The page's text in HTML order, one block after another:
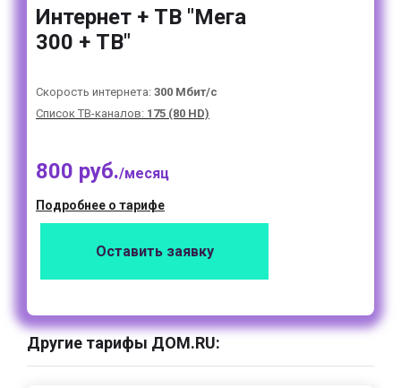
Интернет + ТВ "Мега
300 + ТВ"
Скорость интернета: 300 Мбит/с
Список ТВ-каналов: 175 (80 HD)
800 руб./месяц
Подробнее о тарифе
Оставить заявку
Другие тарифы ДОМ.RU: